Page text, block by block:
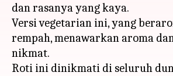
dan rasanya yang kaya.
Versi vegetarian ini, yang
rempah, menawarkan aroma
nikmat.
Roti ini dinikmati di seluruh